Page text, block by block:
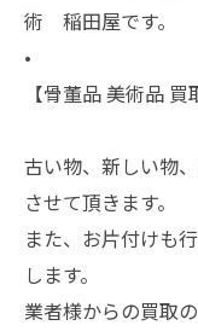
術 稲田屋です。
•
【骨董品 美術品
古い物、新しい物
させて頂きます。
また、お片付けも
します。
業者様からの買取